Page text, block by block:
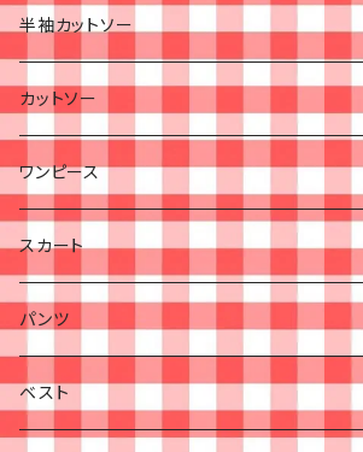
半袖カットソー
カットソー
ワンピース
スカート
パンツ
ベスト